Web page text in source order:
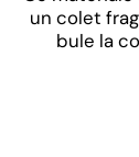
un colet
bule la